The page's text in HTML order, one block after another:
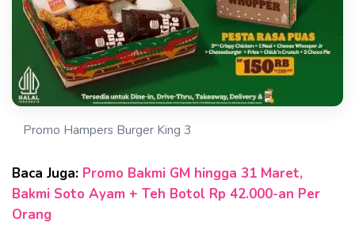
Promo Hampers Burger King 3
Baca Juga: Promo Bakmi GM hingga 31 Maret,
Bakmi Soto Ayam + Teh Botol Rp 42.000-an Per
Orang